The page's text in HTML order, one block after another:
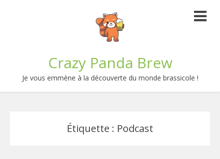
Crazy Panda Brew
Je vous emmène à la découverte du monde brassicole !
Étiquette : Podcast